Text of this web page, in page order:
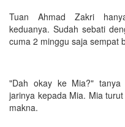
Tuan Ahmad Zakri
keduanya. Sudah sebati
cuma 2 minggu saja sempat
"Dah okay ke Mia?" tanya
jarinya kepada Mia. Mia
makna.